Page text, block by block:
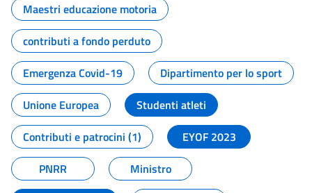
Maestri educazione motoria
contributi a fondo perduto
Emergenza Covid-19
Dipartimento per lo sport
Unione Europea
Studenti atleti
Contributi e patrocini (1)
EYOF 2023
PNRR
Ministro